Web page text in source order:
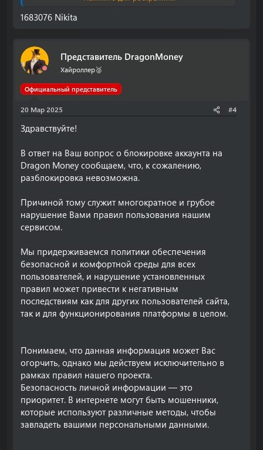
нашей службе поддержки через чат на сайте или по
электронной почте
свои персональные данные третьим лицам!
С уважением,
1683076 Nikita
Представитель DragonMoney
Хайроллер🥈
Официальный представитель
20 Мар 2025 #4
Здравствуйте!
В ответ на Ваш вопрос о блокировке аккаунта на
Dragon Money сообщаем, что, к сожалению,
разблокировка невозможна.
Причиной тому служит многократное и грубое
нарушение Вами правил пользования нашим
сервисом.
Мы придерживаемся политики обеспечения
безопасной и комфортной среды для всех
пользователей, и нарушение установленных
правил может привести к негативным
последствиям как для других пользователей сайта,
так и для функционирования платформы в целом.
Понимаем, что данная информация может Вас
огорчить, однако мы действуем исключительно в
рамках правил нашего проекта.
Безопасность личной информации — это
приоритет. В интернете могут быть мошенники,
которые используют различные методы, чтобы
завладеть вашими персональными данными.